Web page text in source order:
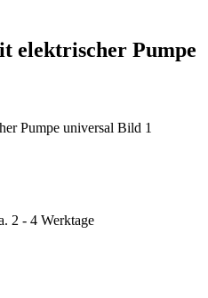
elektrischer Pumpe
2 - 4 Werktage